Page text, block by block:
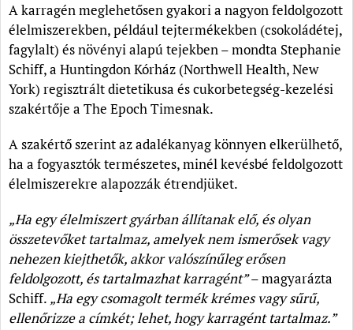
A karragén meglehetősen gyakori a nagyon feldolgozott
élelmiszerekben, például tejtermékekben (csokoládétej,
fagylalt) és növényi alapú tejekben – mondta Stephanie
Schiff, a Huntingdon Kórház (Northwell Health, New
York) regisztrált dietetikusa és cukorbetegség-kezelési
szakértője a The Epoch Timesnak.
A szakértő szerint az adalékanyag könnyen elkerülhető,
ha a fogyasztók természetes, minél kevésbé feldolgozott
élelmiszerekre alapozzák étrendjüket.
„Ha egy élelmiszert gyárban állítanak elő, és olyan
összetevőket tartalmaz, amelyek nem ismerősek vagy
nehezen kiejthetők, akkor valószínűleg erősen
feldolgozott, és tartalmazhat karragént”– magyarázta
Schiff. „Ha egy csomagolt termék krémes vagy sűrű,
ellenőrizze a címkét; lehet, hogy karragént tartalmaz.”